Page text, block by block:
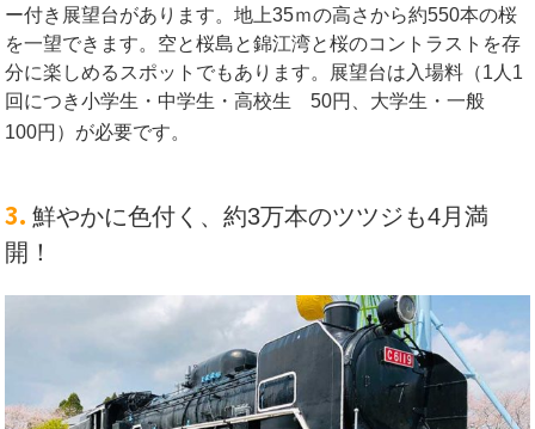
ー付き展望台があります。地上35ｍの高さから約550本の桜
を一望できます。空と桜島と錦江湾と桜のコントラストを存
分に楽しめるスポットでもあります。展望台は入場料（1人1
回につき小学生・中学生・高校生 50円、大学生・一般
100円）が必要です。
3.鮮やかに色付く、約3万本のツツジも4月満
開！